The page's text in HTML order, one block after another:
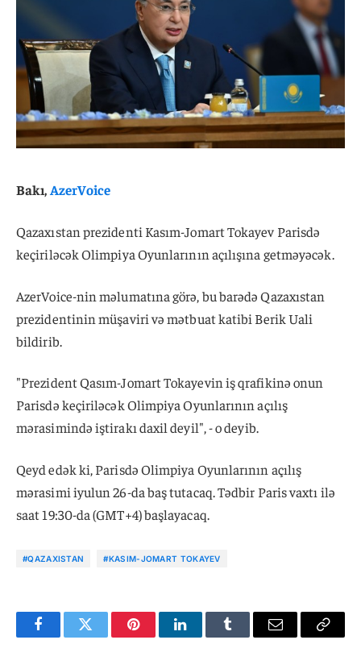
Bakı,AzerVoice
Qazaxıstan prezidenti Kasım-Jomart Tokayev Parisdə
keçiriləcək Olimpiya Oyunlarının açılışına getməyəcək.
AzerVoice-nin məlumatına görə, bu barədə Qazaxıstan
prezidentinin müşaviri və mətbuat katibi Berik Uali
bildirib.
"Prezident Qasım-Jomart Tokayevin iş qrafikinə onun
Parisdə keçiriləcək Olimpiya Oyunlarının açılış
mərasimində iştirakı daxil deyil", - o deyib.
Qeyd edək ki, Parisdə Olimpiya Oyunlarının açılış
mərasimi iyulun 26-da baş tutacaq. Tədbir Paris vaxtı ilə
saat 19:30-da (GMT+4) başlayacaq.
#QAZAXISTAN #KASIM-JOMART TOKAYEV
FacebookTwitter PinterestLinkedInTumblr Email
Copy